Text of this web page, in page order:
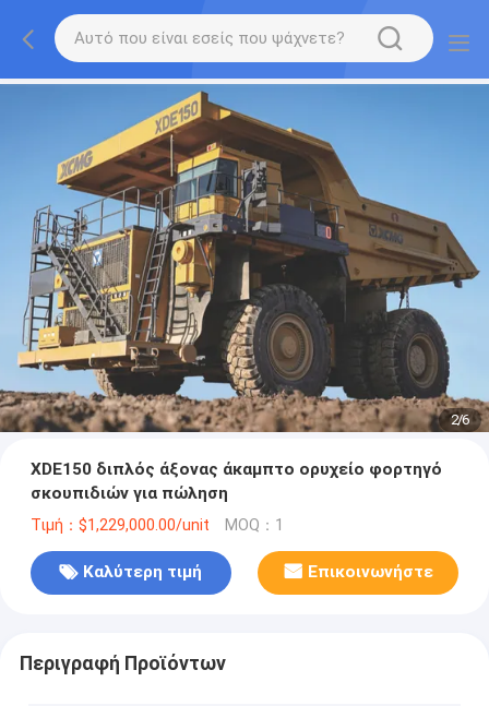
2/6
XDE150 διπλός άξονας άκαμπτο ορυχείο φορτηγό
σκουπιδιών για πώληση
Τιμή：$1,229,000.00/unit MOQ：1
Καλύτερη τιμή Επικοινωνήστε
Περιγραφή Προϊόντων